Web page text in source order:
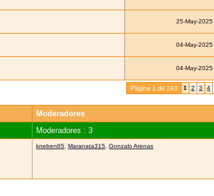
25-May-2025
04-May-2025
04-May-2025
Página 1 de 243 1 2 3 4
Moderadores
Moderadores : 3
kneben65 Maranata315 Gonzalo Arenas